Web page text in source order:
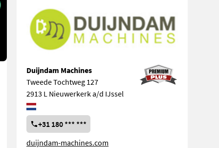
Duijndam Machines
Tweede Tochtweg 127
2913 L Nieuwerkerk a/d IJssel
+31 180 *** ***
duijndam-machines.com